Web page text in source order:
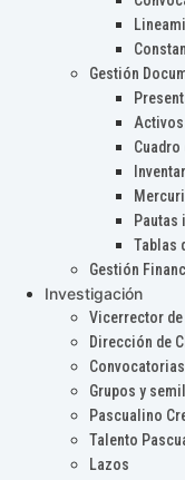
Gestión
Pautas
Tablas
Gestión
Investigación
Vicerrector
Dirección de
Grupos y
Pascualino
Talento
Lazos